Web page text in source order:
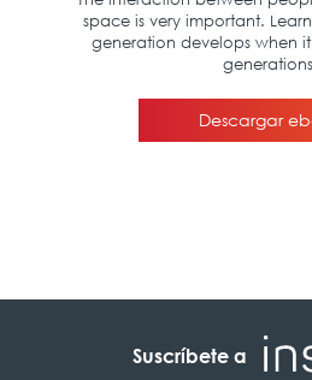
Suscríbete a